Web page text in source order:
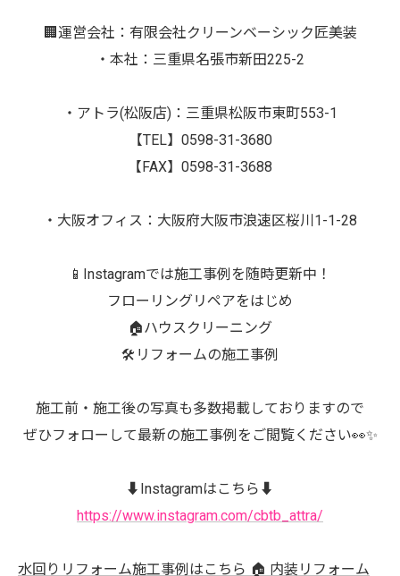
🏢運営会社：有限会社クリーンベーシック匠美装
・本社：三重県名張市新田225-2
・アトラ(松阪店)：三重県松阪市東町553-1
【TEL】0598-31-3680
【FAX】0598-31-3688
・大阪オフィス：大阪府大阪市浪速区桜川1-1-28
📱Instagramでは施工事例を随時更新中！
フローリングリペアをはじめ
🏠ハウスクリーニング
🛠️リフォームの施工事例
施工前・施工後の写真も多数掲載しておりますので
ぜひフォローして最新の施工事例をご閲覧ください👀✨
⬇️Instagramはこちら⬇️
https://www.instagram.com/cbtb_attra/
水回りリフォーム施工事例はこちら 🏠 内装リフォーム